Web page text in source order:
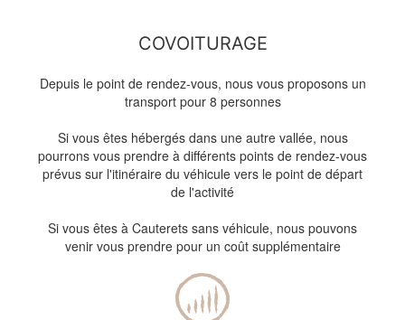
COVOITURAGE
Depuis le point de rendez-vous, nous vous proposons un
transport pour 8 personnes
Si vous êtes hébergés dans une autre vallée, nous
pourrons vous prendre à différents points de rendez-vous
prévus sur l'itinéraire du véhicule vers le point de départ
de l'activité
Si vous êtes à Cauterets sans véhicule, nous pouvons
venir vous prendre pour un coût supplémentaire